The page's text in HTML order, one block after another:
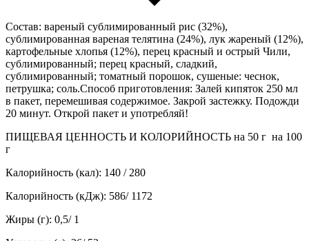
Состав: вареный сублимированный рис (32%),
сублимированная вареная телятина (24%), лук жареный (12%),
картофельные хлопья (12%), перец красный и острый Чили,
сублимированный; перец красный, сладкий,
сублимированный; томатный порошок, сушеные: чеснок,
петрушка; соль.Способ приготовления: Залей кипяток 250 мл
в пакет, перемешивая содержимое. Закрой застежку. Подожди
20 минут. Открой пакет и употребляй!
ПИЩЕВАЯ ЦЕННОСТЬ И КОЛОРИЙНОСТЬ на 50 г на 100
г
Калорийность (кал): 140 / 280
Калорийность (кДж): 586/ 1172
Жиры (г): 0,5/ 1